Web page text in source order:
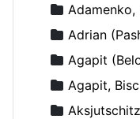
Adamenko,
Adrian
Agapit
Agapit,